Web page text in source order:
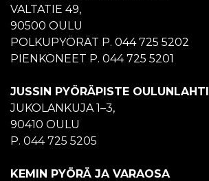
VALTATIE 49,
90500 OULU
POLKUPYÖRÄT P. 044 725 5202
PIENKONEET P. 044 725 5201
JUSSIN PYÖRÄPISTE OULUNLAHTI
JUKOLANKUJA 1–3,
90410 OULU
P. 044 725 5205
KEMIN PYÖRÄ JA VARAOSA